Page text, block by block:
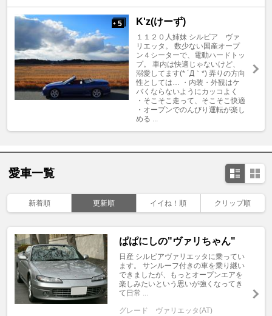
+ 5 K'z(けーず)
１１２０人姉妹 シルビア ヴァ
リエッタ。 数少ない国産オープ
ン４シーターで、電動ハードトッ
プ。 車内は快適じゃないけど、
溺愛してます(* ´Д｀*) 弄りの方向
性としては… ・内装・外観はケ
バくならないようにカッコよく
・そこそこ走って、そこそこ快適
・オープンでのんびり運転が楽し
める ...
愛車一覧
新着順 更新順 イイね！順 クリップ順
ぱぱにしの"ヴァリちゃん"
日産 シルビアヴァリエッタに乗ってい
ます。 サンルーフ付きの車を乗り継い
できましたが、もっとオープンエアを
楽しみたいという思いが強くなってき
て日常 ...
グレード
ヴァリエッタ(AT)